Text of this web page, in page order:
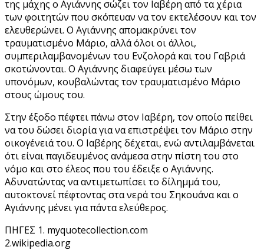
της μάχης ο Αγιάννης σώζει τον Ιαβέρη από τα χέρια
των φοιτητών που σκόπευαν να τον εκτελέσουν και τον
ελευθερώνει. Ο Αγιάννης απομακρύνει τον
τραυματισμένο Μάριο, αλλά όλοι οι άλλοι,
συμπεριλαμβανομένων του Ενζολορά και του Γαβριά
σκοτώνονται. Ο Αγιάννης διαφεύγει μέσω των
υπονόμων, κουβαλώντας τον τραυματισμένο Μάριο
στους ώμους του.
Στην έξοδο πέφτει πάνω στον Ιαβέρη, τον οποίο πείθει
να του δώσει διορία για να επιστρέψει τον Μάριο στην
οικογένειά του. Ο Ιαβέρης δέχεται, ενώ αντιλαμβάνεται
ότι είναι παγιδευμένος ανάμεσα στην πίστη του στο
νόμο και στο έλεος που του έδειξε ο Αγιάννης.
Αδυνατώντας να αντιμετωπίσει το δίλημμά του,
αυτοκτονεί πέφτοντας στα νερά του Σηκουάνα και ο
Αγιάννης μένει για πάντα ελεύθερος.
ΠΗΓΕΣ 1. myquotecollection.com
2.wikipedia.org